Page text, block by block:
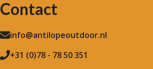
Contact
info@antilopeoutdoor.nl
+31 (0)78 - 78 50 351